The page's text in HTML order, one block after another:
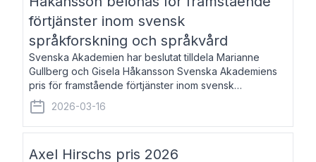
förtjänster inom svensk
språkforskning och språkvård
Svenska Akademien har beslutat tilldela Marianne
Gullberg och Gisela Håkansson Svenska Akademiens
pris för framstående förtjänster inom svensk
språkforskning och språkvård till minne av Carl Gabriel
och Karin Forsberg för år 2026. Prissumma
2026-03-16
Axel Hirschs pris 2026